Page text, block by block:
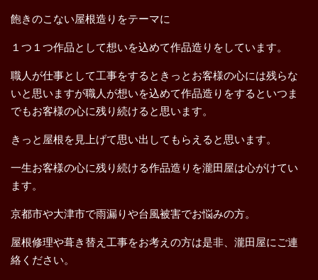
飽きのこない屋根造りをテーマに
１つ１つ作品として想いを込めて作品造りをしています。
職人が仕事として工事をするときっとお客様の心には残らな
いと思いますが職人が想いを込めて作品造りをするといつま
でもお客様の心に残り続けると思います。
きっと屋根を見上げて思い出してもらえると思います。
一生お客様の心に残り続ける作品造りを瀧田屋は心がけてい
ます。
京都市や大津市で雨漏りや台風被害でお悩みの方。
屋根修理や葺き替え工事をお考えの方は是非、瀧田屋にご連
絡ください。